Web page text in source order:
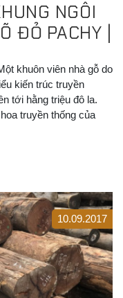
NGÔI
ĐỎ PACHY |
khuôn viên nhà gỗ do
kiến trúc truyền
tới hằng triệu đô la.
truyền thống của
10.09.2017